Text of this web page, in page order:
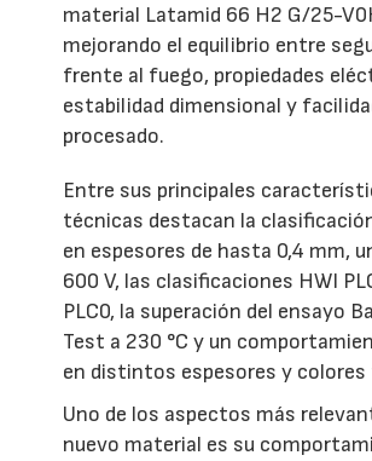
material Latamid 66 H2 G/25-
mejorando el equilibrio entre
frente al fuego, propiedades
estabilidad dimensional y
procesado.
Entre sus principales
técnicas destacan la
en espesores de hasta 0,4 mm,
600 V, las clasificaciones HWI
PLC0, la superación del ensayo
Test a 230 °C y un
en distintos espesores y
Uno de los aspectos más
nuevo material es su